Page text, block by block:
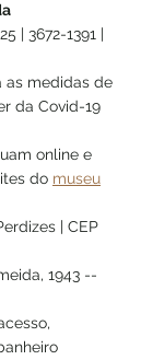
| 3672-1391 |
as medidas de
da Covid-19
online e
do museu
| CEP
1943 --